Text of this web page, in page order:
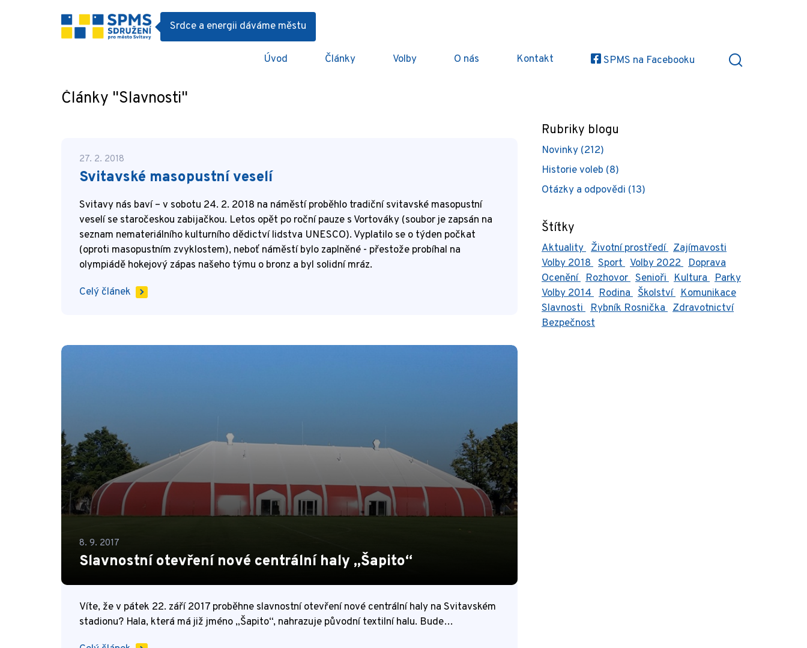
Srdce a energii dáváme městu
Úvod Články Volby O nás Kontakt SPMS na Facebooku
Články "Slavnosti"
27. 2. 2018
Svitavské masopustní veselí
Svitavy nás baví – v sobotu 24. 2. 2018 na náměstí proběhlo tradiční svitavské masopustní
veselí se staročeskou zabijačkou. Letos opět po roční pauze s Vortováky (soubor je zapsán na
seznam nemateriálního kulturního dědictví lidstva UNESCO). Vyplatilo se o týden počkat
(oproti masopustním zvyklostem), neboť náměstí bylo zaplněné - přestože probíhal na
olympiádě hokejový zápas našeho týmu o bronz a byl solidní mráz.
Celý článek
8. 9. 2017
Slavnostní otevření nové centrální haly „Šapito“
Víte, že v pátek 22. září 2017 proběhne slavnostní otevření nové centrální haly na Svitavském
stadionu? Hala, která má již jméno „Šapito“, nahrazuje původní textilní halu. Bude…
Rubriky blogu
Novinky (212)
Historie voleb (8)
Otázky a odpovědi (13)
Štítky
Aktuality Životní prostředí Zajímavosti
Volby 2018 Sport Volby 2022 Doprava
Ocenění Rozhovor Senioři Kultura Parky
Volby 2014 Rodina Školství Komunikace
Slavnosti Rybník Rosnička Zdravotnictví
Bezpečnost